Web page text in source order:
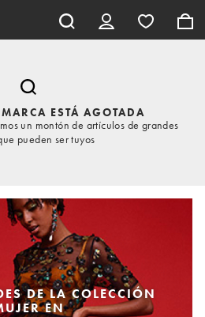
ESTÁ AGOTADA
un montón de artículos de grandes
pueden ser tuyos
DE LA COLECCIÓN
EN